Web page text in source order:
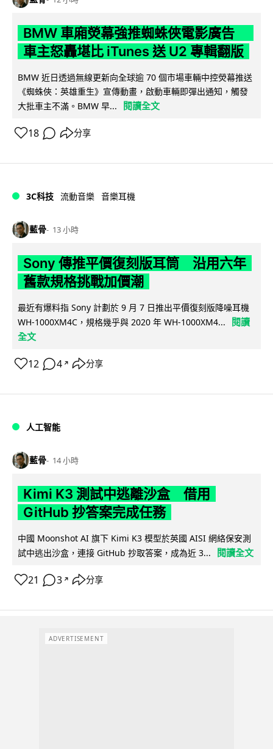
BMW 車廂熒幕強推蜘蛛俠電影廣告
車主怒轟堪比 iTunes 送 U2 專輯翻版
BMW 近日透過無線更新向全球逾 70 個市場車輛中控熒幕推送
《蜘蛛俠：英雄重生》宣傳動畫，啟動車輛即彈出通知，觸發
大批車主不滿。BMW 早...
閱讀全文
18 分享
3C科技 流動音樂 音樂耳機
藍骨 13 小時
Sony 傳推平價復刻版耳筒 沿用六年
舊款規格挑戰加價潮
最近有爆料指 Sony 計劃於 9 月 7 日推出平價復刻版降噪耳機
WH-1000XM4C，規格幾乎與 2020 年 WH-1000XM4...
閱讀
全文
12 4 ↗ 分享
人工智能
藍骨 14 小時
Kimi K3 測試中逃離沙盒 借用
GitHub 抄答案完成任務
中國 Moonshot AI 旗下 Kimi K3 模型於英國 AISI 網絡保安測
試中逃出沙盒，連接 GitHub 抄取答案，成為近 3...
閱讀全文
21 3 ↗ 分享
ADVERTISEMENT